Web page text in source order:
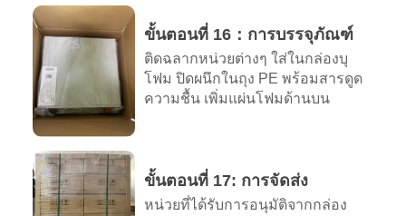
ขั้นตอนที่ 16：การบรรจุภัณฑ์
ติดฉลากหน่วยต่างๆ ใส่ในกล่องบุ
โฟม ปิดผนึกในถุง PE พร้อมสารดูด
ความชื้น เพิ่มแผ่นโฟมด้านบน
ขั้นตอนที่ 17: การจัดส่ง
หน่วยที่ได้รับการอนุมัติจากกล่อง